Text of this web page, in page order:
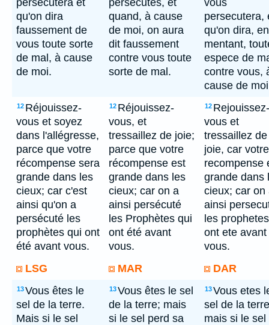
persécutera et
qu'on dira
faussement de
vous toute sorte
de mal, à cause
de moi.
persécutés, et
quand, à cause
de moi, on aura
dit faussement
contre vous toute
sorte de mal.
vous
persecutera,
qu'on dira, en
mentant,
espece de
contre vous,
cause de
12 Réjouissez-
vous et soyez
dans l'allégresse,
parce que votre
récompense sera
grande dans les
cieux; car c'est
ainsi qu'on a
persécuté les
prophètes qui ont
été avant vous.
12 Réjouissez-
vous, et
tressaillez de joie;
parce que votre
récompense est
grande dans les
cieux; car on a
ainsi persécuté
les Prophètes qui
ont été avant
vous.
12 Rejouissez-
vous et
tressaillez de
joie, car votre
recompense
grande dans
cieux; car on
ainsi
les
ont ete avant
vous.
LSG
MAR DAR
13Vous êtes le
sel de la terre.
Mais si le sel
13Vous êtes le sel
de la terre; mais
si le sel perd sa
13Vous etes
sel de la
mais si le sel